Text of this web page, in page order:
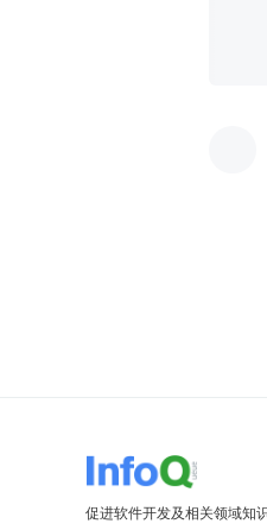
促进软件开发及相关领域知